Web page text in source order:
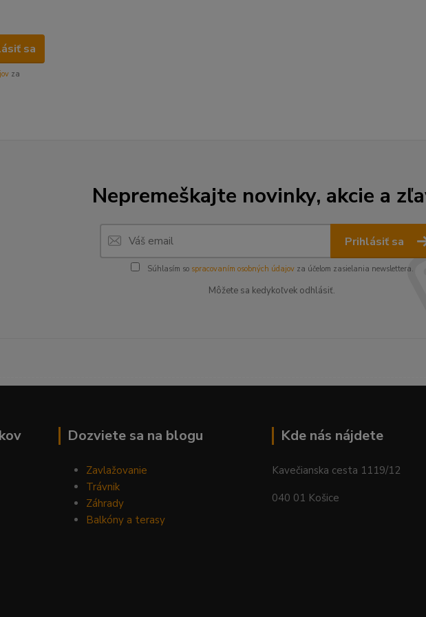
sa
za
Nepremeškajte novinky, akcie a
Prihlásiť sa
Súhlasím so spracovaním osobných údajovza účelom zasielania newslettera.
Môžete sa kedykoľvek odhlásiť.
Dozviete sa na blogu
Zavlažovanie
Trávnik
Záhrady
Balkóny a terasy
Kde nás nájdete
Kavečianska cesta 1119/12
040 01 Košice